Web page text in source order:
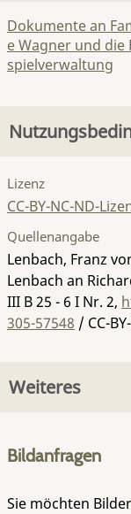
Dokumente an
e Wagner und die
spielverwaltung
Lizenz
CC-BY-NC-ND-
Quellenangabe
Lenbach, Franz
Lenbach an
III B 25 - 6 I Nr. 2,
305-57548 / CC-
Weiteres
Bildanfragen
Sie möchten